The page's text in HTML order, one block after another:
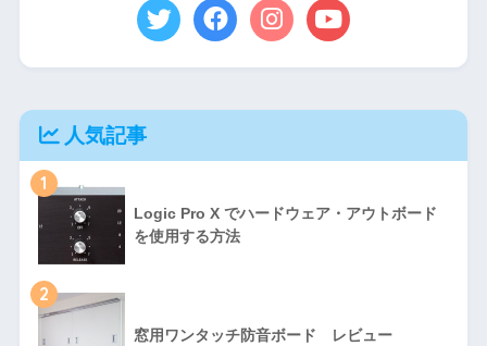
人気記事
1
Logic Pro X でハードウェア・アウトボード
を使用する方法
2
窓用ワンタッチ防音ボード レビュー